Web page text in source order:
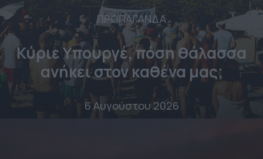
ΠΡΟΠΑΓΑΝΔΑ
Κύριε Υπουργέ, πόση θάλασσα
ανήκει στον καθένα μας;
6 Αυγούστου 2026